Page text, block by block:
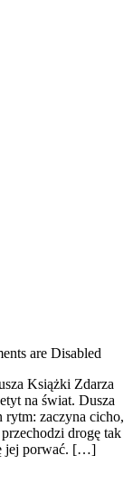
are Disabled
Książki Zdarza
na świat. Dusza
zaczyna cicho,
drogę tak
jej porwać. […]